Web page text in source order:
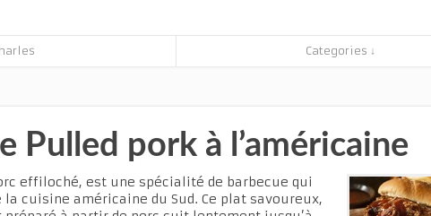
Categories ↓
Pulled pork à l’américaine
effiloché, est une spécialité de barbecue qui
la cuisine américaine du Sud. Ce plat savoureux,